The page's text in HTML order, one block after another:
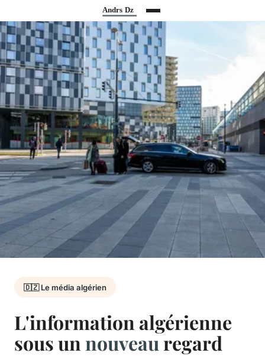
🇩🇿 Le média algérien
L'information algérienne
sous un nouveauregard